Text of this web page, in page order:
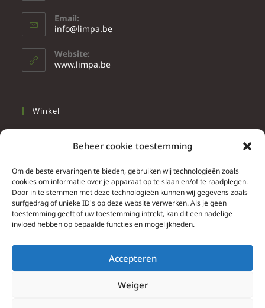
Beheer cookie toestemming
Om de beste ervaringen te bieden, gebruiken wij technologieën zoals
cookies om informatie over je apparaat op te slaan en/of te raadplegen.
Door in te stemmen met deze technologieën kunnen wij gegevens zoals
surfgedrag of unieke ID's op deze website verwerken. Als je geen
toestemming geeft of uw toestemming intrekt, kan dit een nadelige
invloed hebben op bepaalde functies en mogelijkheden.
Accepteren
Weiger
Email:
info@limpa.be
Website:
www.limpa.be
Winkel
Wonen
Info
Contacteer ons